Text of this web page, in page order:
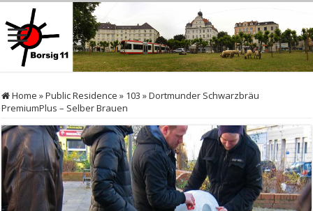
Home »Public Residence » 103 »Dortmunder Schwarzbräu
PremiumPlus – Selber Brauen